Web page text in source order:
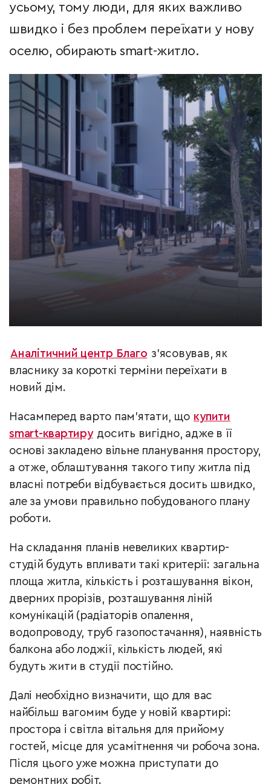
усьому, тому люди, для яких важливо
швидко і без проблем переїхати у нову
оселю, обирають smart-житло.
Аналітичний центр Благо з’ясовував, як
власнику за короткі терміни переїхати в
новий дім.
Насамперед варто пам’ятати, що купити
smart-квартиру досить вигідно, адже в її
основі закладено вільне планування простору,
а отже, облаштування такого типу житла під
власні потреби відбувається досить швидко,
але за умови правильно побудованого плану
роботи.
На складання планів невеликих квартир-
студій будуть впливати такі критерії: загальна
площа житла, кількість і розташування вікон,
дверних прорізів, розташування ліній
комунікацій (радіаторів опалення,
водопроводу, труб газопостачання), наявність
балкона або лоджії, кількість людей, які
будуть жити в студії постійно.
Далі необхідно визначити, що для вас
найбільш вагомим буде у новій квартирі:
простора і світла вітальня для прийому
гостей, місце для усамітнення чи робоча зона.
Після цього уже можна приступати до
ремонтних робіт.